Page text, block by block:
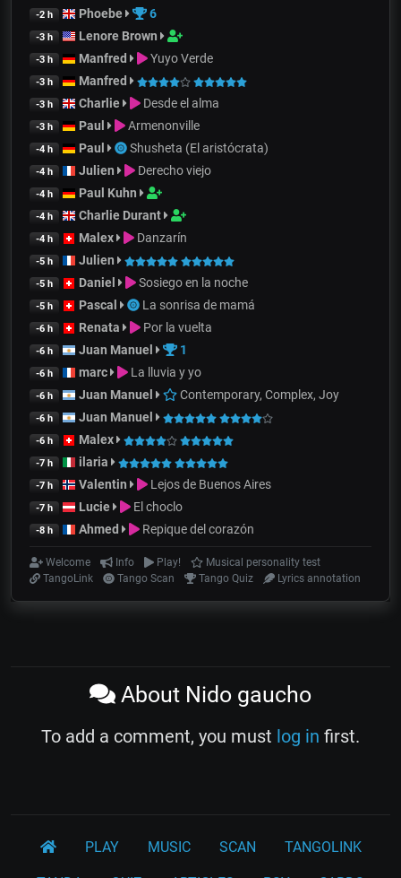
-2 h Phoebe 6
-3 h Lenore Brown
-3 h Manfred Yuyo Verde
-3 h Manfred
-3 h Charlie Desde el alma
-3 h Paul Armenonville
-4 h Paul Shusheta (El aristócrata)
-4 h Julien Derecho viejo
-4 h Paul Kuhn
-4 h Charlie Durant
-4 h Malex Danzarín
-5 h Julien
-5 h Daniel Sosiego en la noche
-5 h Pascal La sonrisa de mamá
-6 h Renata Por la vuelta
-6 h Juan Manuel 1
-6 h marc La lluvia y yo
-6 h Juan Manuel Contemporary, Complex, Joy
-6 h Juan Manuel
-6 h Malex
-7 h ilaria
-7 h Valentin Lejos de Buenos Aires
-7 h Lucie El choclo
-8 h Ahmed Repique del corazón
Welcome Info Play!
Musical personality test
TangoLink
Tango Scan Tango Quiz Lyrics annotation
About Nido gaucho
To add a comment, you must log in first.
PLAY MUSIC SCAN TANGOLINK